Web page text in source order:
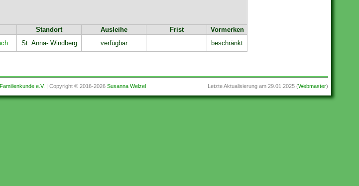
Standort Ausleihe Frist
Vormerken
St. Anna- Windberg verfügbar beschränkt
Letzte Aktualisierung am29.01.2025(Webmaster)
e.V. | Copyright © 2016-2026Susanna Welzel